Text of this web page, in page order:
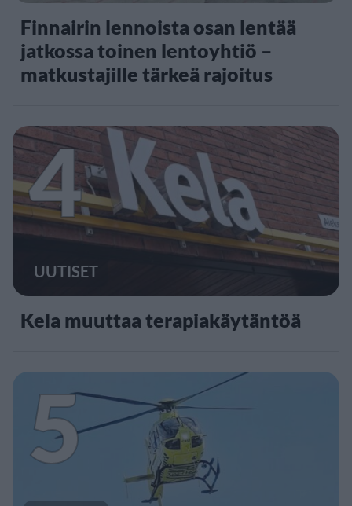
Finnairin lennoista osan lentää
jatkossa toinen lentoyhtiö –
matkustajille tärkeä rajoitus
4
UUTISET
Kela muuttaa terapiakäytäntöä
5